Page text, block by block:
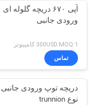
Double Block و 300LB
300LB Double Block و
آپی ۶۷۰ دریچه گلوله ای
ورودی جانبی
300USD MOQ:1 کامپیوتر
تماس
دریچه توپ ورودی جانبی
نوع trunnion